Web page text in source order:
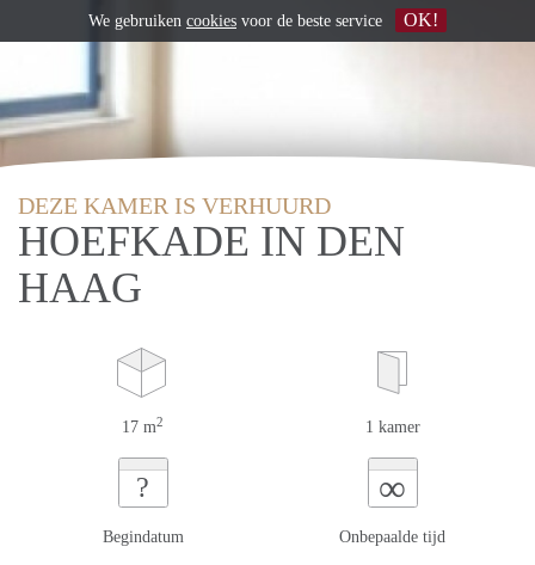
DEZE KAMER IS VERHUURD
HOEFKADE IN DEN
HAAG
17 m2 1 kamer
?
Begindatum
∞
Onbepaalde tijd
We gebruiken cookies voor de beste service OK!